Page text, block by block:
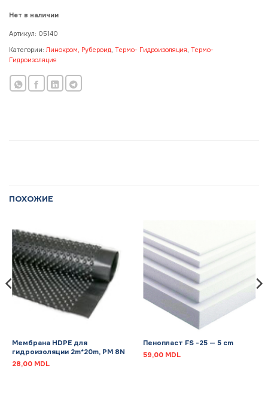
Нет в наличии
Артикул: 05140
Категории:Линокром, Рубероид, Термо- Гидроизоляция, Термо-
Гидроизоляция
ПОХОЖИЕ
Мембрана HDPE для
гидроизоляции 2m*20m, PM 8N
28,00 MDL
Пенопласт FS -25 — 5 cm
59,00 MDL